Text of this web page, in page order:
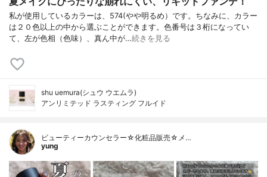
私が使用しているカラーは、574(やや明るめ）です。ちなみに、カラー
は２０色以上の中から選ぶことができます。色番号は３桁になってい
て、左が色相（色味）、真ん中が…続きを見る
shu uemura(シュウ ウエムラ)
アンリミテッド ラスティング フルイド
ビューティーカウンセラー☆化粧品販売☆メ…
yung